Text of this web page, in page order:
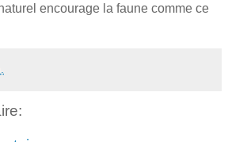
encourage la faune comme ce